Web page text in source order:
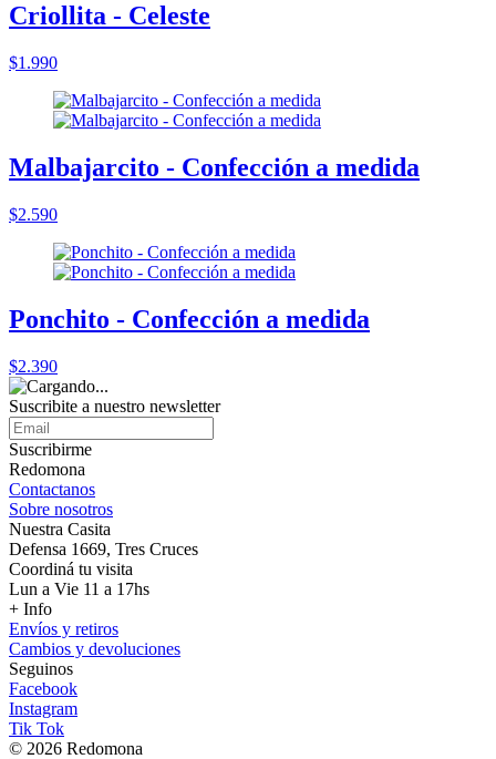
Criollita - Celeste
$1.990
Malbajarcito - Confección a medida
$2.590
Ponchito - Confección a medida
$2.390
Suscribite a nuestro newsletter
Suscribirme
Redomona
Contactanos
Sobre nosotros
Nuestra Casita
Defensa 1669, Tres Cruces
Coordiná tu visita
Lun a Vie 11 a 17hs
+ Info
Envíos y retiros
Cambios y devoluciones
Seguinos
Facebook
Instagram
Tik Tok
© 2026 Redomona